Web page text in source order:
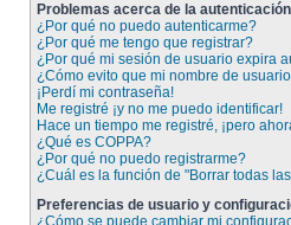
Problemas acerca de la
¿Por qué no puedo autenticarme?
¿Por qué me tengo que registrar?
¿Por qué mi sesión de usuario expira
¿Cómo evito que mi nombre de
¡Perdí mi contraseña!
Me registré ¡y no me puedo identificar!
Hace un tiempo me registré, ¡pero
¿Qué es COPPA?
¿Por qué no puedo registrarme?
¿Cuál es la función de "Borrar todas
Preferencias de usuario y
¿Cómo se puede cambiar mi